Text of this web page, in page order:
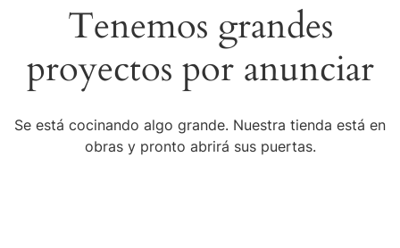
Tenemos grandes
proyectos por anunciar
Se está cocinando algo grande. Nuestra tienda está en
obras y pronto abrirá sus puertas.